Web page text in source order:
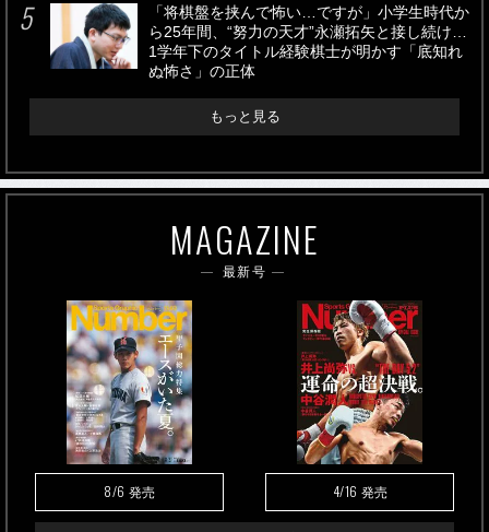
「将棋盤を挟んで怖い…ですが」小学生時代か
ら25年間、“努力の天才”永瀬拓矢と接し続け…
1学年下のタイトル経験棋士が明かす「底知れ
ぬ怖さ」の正体
もっと見る
MAGAZINE
最新号
8/6 発売 4/16 発売